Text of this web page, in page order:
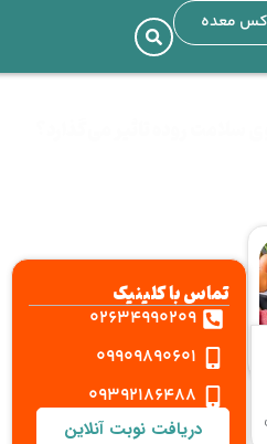
معده
تماس با کلینیک
02634990209
09909890601
09392186488
دریافت نوبت آنلاین